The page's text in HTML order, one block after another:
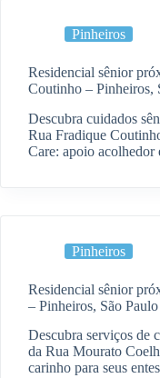
Pinheiros
Residencial sênior
Coutinho – Pinheiros,
Descubra cuidados
Rua Fradique
Care: apoio acolhedor
Pinheiros
Residencial sênior
– Pinheiros, São Paulo
Descubra serviços de
da Rua Mourato
carinho para seus